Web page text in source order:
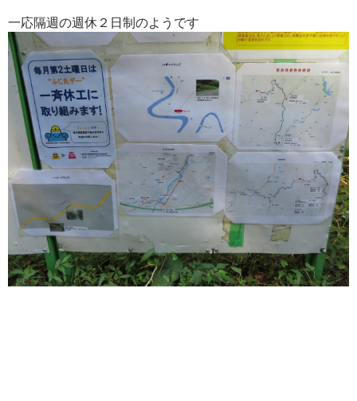
一応隔週の週休２日制のようです